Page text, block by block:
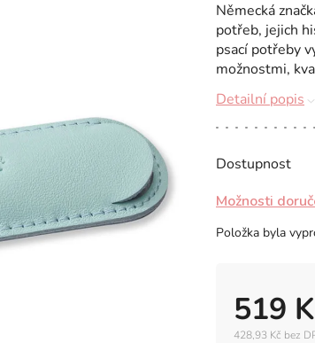
Dostupnost
519
428,93 Kč bez
Možnosti
Položka byla
Německá
potřeb, jejich
psací potřeby
možnostmi,
Detailní popis